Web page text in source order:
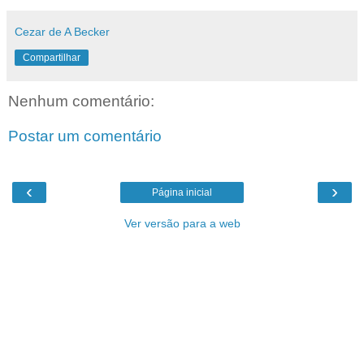
Cezar de A Becker
Compartilhar
Nenhum comentário:
Postar um comentário
‹ ›
Página inicial
Ver versão para a web